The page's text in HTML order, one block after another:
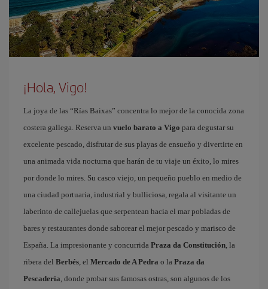
¡Hola, Vigo!
La joya de las “Rías Baixas” concentra lo mejor de la conocida zona
costera gallega. Reserva un vuelo barato a Vigo para degustar su
excelente pescado, disfrutar de sus playas de ensueño y divertirte en
una animada vida nocturna que harán de tu viaje un éxito, lo mires
por donde lo mires. Su casco viejo, un pequeño pueblo en medio de
una ciudad portuaria, industrial y bulliciosa, regala al visitante un
laberinto de callejuelas que serpentean hacia el mar pobladas de
bares y restaurantes donde saborear el mejor pescado y marisco de
España. La impresionante y concurrida Praza da Constitución, la
ribera del Berbés, el Mercado de A Pedra o la Praza da
Pescadería, donde probar sus famosas ostras, son algunos de los